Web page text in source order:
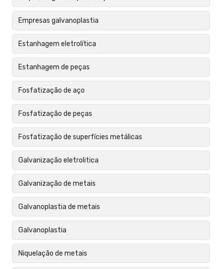
Empresas galvanoplastia
Estanhagem eletrolítica
Estanhagem de peças
Fosfatização de aço
Fosfatização de peças
Fosfatização de superfícies metálicas
Galvanização eletrolitica
Galvanização de metais
Galvanoplastia de metais
Galvanoplastia
Niquelação de metais